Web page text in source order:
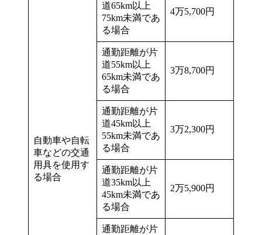
自動車や自転
車などの交通
用具を使用す
る場合
道65km以上
75km未満であ
る場合
4万5,700円
通勤距離が片
道55km以上
65km未満であ
る場合
3万8,700円
通勤距離が片
道45km以上
55km未満であ
る場合
3万2,300円
通勤距離が片
道35km以上
45km未満であ
る場合
2万5,900円
通勤距離が片